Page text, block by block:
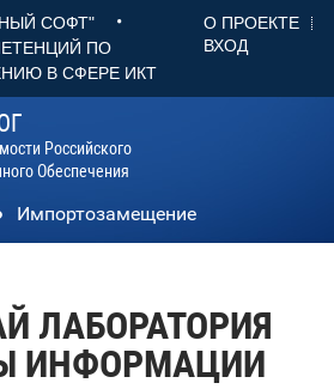
СОФТ" •
ПО
В СФЕРЕ ИКТ
О ПРОЕКТЕ
ВХОД
Российского
Обеспечения
Импортозамещение
ЛАБОРАТОРИЯ
ИНФОРМАЦИИ